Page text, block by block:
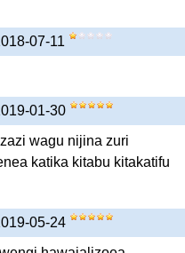
07-11
01-30
wagu nijina zuri
katika kitabu kitakatifu
05-24